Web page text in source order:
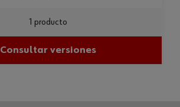
1 producto
Consultar versiones